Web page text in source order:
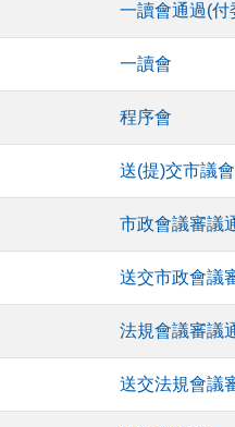
一讀會通過(付
一讀會
程序會
送(提)交市議
市政會議審議
送交市政會議
法規會議審議
送交法規會議